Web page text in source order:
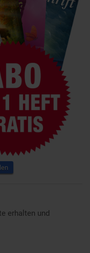
erhalten und